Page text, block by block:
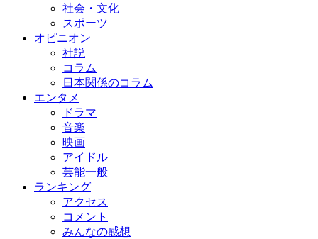
社会・文化
スポーツ
オピニオン
社説
コラム
日本関係のコラム
エンタメ
ドラマ
音楽
映画
アイドル
芸能一般
ランキング
アクセス
コメント
みんなの感想